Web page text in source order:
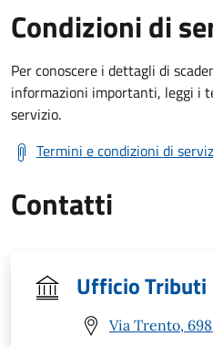
Condizioni di
Per conoscere i dettagli di
informazioni importanti, leggi i
servizio.
Termini e condizioni di
Contatti
Ufficio Tributi
Via Trento,